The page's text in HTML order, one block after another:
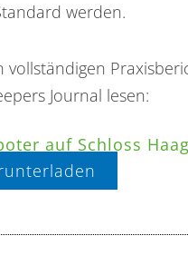
werden.
vollständigen
Journal lesen:
auf Schloss Haag